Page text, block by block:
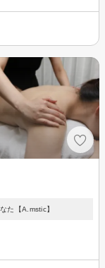
た【A.mstic】